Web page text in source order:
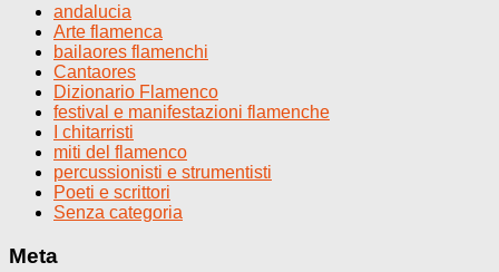
andalucia
Arte flamenca
bailaores flamenchi
Cantaores
Dizionario Flamenco
festival e manifestazioni flamenche
I chitarristi
miti del flamenco
percussionisti e strumentisti
Poeti e scrittori
Senza categoria
Meta